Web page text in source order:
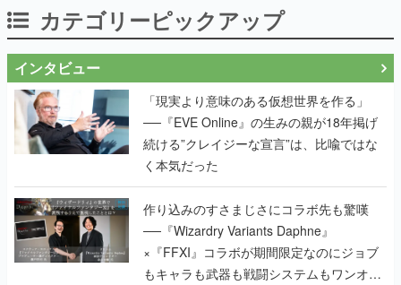
カテゴリーピックアップ
インタビュー
「現実より意味のある仮想世界を作る」
──『EVE Online』の生みの親が18年掲げ
続ける”クレイジーな宣言”は、比喩ではな
く本気だった
作り込みのすさまじさにコラボ先も驚嘆
──『Wizardry Variants Daphne』
×『FFXI』コラボが期間限定なのにジョブ
もキャラも武器も戦闘システムもワンオフ